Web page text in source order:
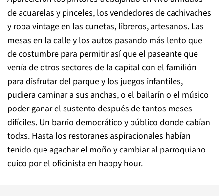
de acuarelas y pinceles, los vendedores de cachivaches
y ropa vintage en las cunetas, libreros, artesanos. Las
mesas en la calle y los autos pasando más lento que
de costumbre para permitir así que el paseante que
venía de otros sectores de la capital con el familión
para disfrutar del parque y los juegos infantiles,
pudiera caminar a sus anchas, o el bailarín o el músico
poder ganar el sustento después de tantos meses
difíciles. Un barrio democrático y público donde cabían
todxs. Hasta los restoranes aspiracionales habían
tenido que agachar el moño y cambiar al parroquiano
cuico por el oficinista en happy hour.